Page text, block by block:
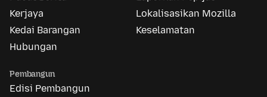
Kerjaya
Kedai Barangan
Hubungan
Lokalisasikan Mozilla
Keselamatan
Pembangun
Edisi Pembangun